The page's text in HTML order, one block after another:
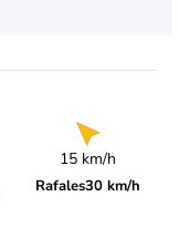
15 km/h
Rafales30 km/h